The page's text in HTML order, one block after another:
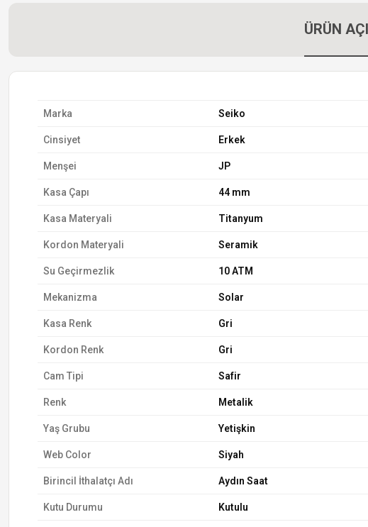
ÜRÜN
Marka Seiko
Cinsiyet Erkek
Menşei JP
Kasa Çapı 44 mm
Kasa Materyali Titanyum
Kordon Materyali Seramik
Su Geçirmezlik 10 ATM
Mekanizma Solar
Kasa Renk Gri
Kordon Renk Gri
Cam Tipi Safir
Renk Metalik
Yaş Grubu Yetişkin
Web Color Siyah
Birincil İthalatçı Adı Aydın Saat
Kutu Durumu Kutulu